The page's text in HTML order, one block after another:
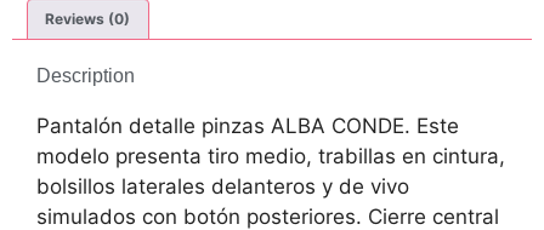
Reviews (0)
Description
Pantalón detalle pinzas ALBA CONDE. Este
modelo presenta tiro medio, trabillas en cintura,
bolsillos laterales delanteros y de vivo
simulados con botón posteriores. Cierre central